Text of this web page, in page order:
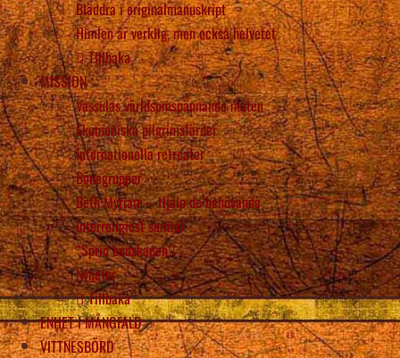
Bläddra i originalmanuskript
Himlen är verklig, men också helvetet
Tillbaka
MISSION
Vassulas världsomspännande möten
Ekumeniska pilgrimsfärder
Internationella retreater
Bönegrupper
Beth Myriam – Hjälp de behövande
Interreligiöst samtal
“Sprid budskapen”!
Nyheter
Tillbaka
ENHET I MÅNGFALD
VITTNESBÖRD